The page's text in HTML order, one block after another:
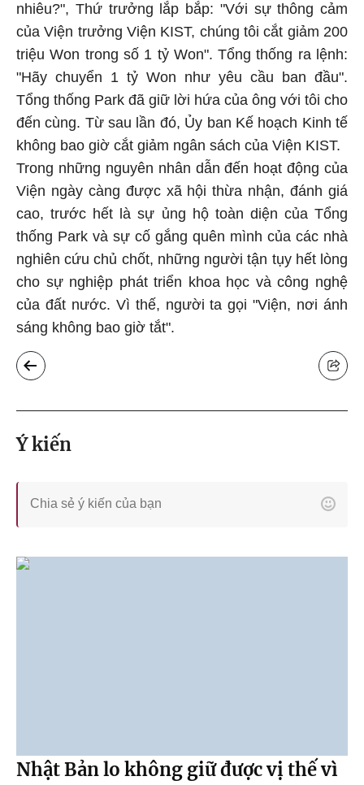
nhiêu?", Thứ trưởng lắp bắp: "Với sự thông cảm
của Viện trưởng Viện KIST, chúng tôi cắt giảm 200
triệu Won trong số 1 tỷ Won". Tổng thống ra lệnh:
"Hãy chuyển 1 tỷ Won như yêu cầu ban đầu".
Tổng thống Park đã giữ lời hứa của ông với tôi cho
đến cùng. Từ sau lần đó, Ủy ban Kế hoạch Kinh tế
không bao giờ cắt giảm ngân sách của Viện KIST.
Trong những nguyên nhân dẫn đến hoạt động của
Viện ngày càng được xã hội thừa nhận, đánh giá
cao, trước hết là sự ủng hộ toàn diện của Tổng
thống Park và sự cố gắng quên mình của các nhà
nghiên cứu chủ chốt, những người tận tụy hết lòng
cho sự nghiệp phát triển khoa học và công nghệ
của đất nước. Vì thế, người ta gọi "Viện, nơi ánh
sáng không bao giờ tắt".
Ý kiến
Nhật Bản lo không giữ được vị thế vì